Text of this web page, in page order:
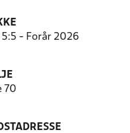
5:5 - Forår 2026
70